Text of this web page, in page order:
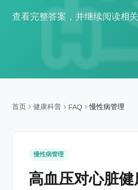
查看完整答案，并继续阅读相
首页 健康科普 FAQ 慢性病管理
慢性病管理
高血压对心脏